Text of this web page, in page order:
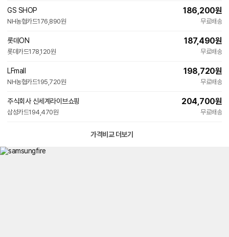
GS SHOP
NH농협카드176,890원
186,200원
무료배송
롯데ON
롯데카드178,120원
187,490원
무료배송
LFmall
NH농협카드195,720원
198,720원
무료배송
주식회사 신세계라이브쇼핑
삼성카드194,470원
204,700원
무료배송
가격비교 더보기